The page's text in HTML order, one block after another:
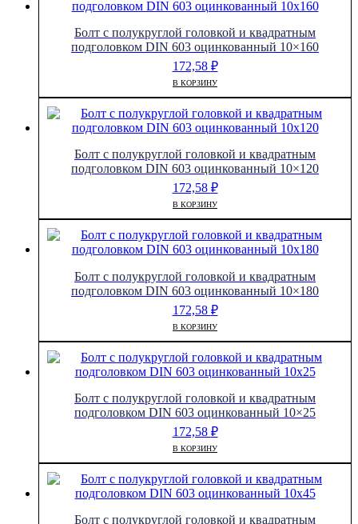
Болт с полукруглой головкой и квадратным
подголовком DIN 603 оцинкованный 10×160
172,58 ₽
В КОРЗИНУ
Болт с полукруглой головкой и квадратным
подголовком DIN 603 оцинкованный 10×120
172,58 ₽
В КОРЗИНУ
Болт с полукруглой головкой и квадратным
подголовком DIN 603 оцинкованный 10×180
172,58 ₽
В КОРЗИНУ
Болт с полукруглой головкой и квадратным
подголовком DIN 603 оцинкованный 10×25
172,58 ₽
В КОРЗИНУ
Болт с полукруглой головкой и квадратным